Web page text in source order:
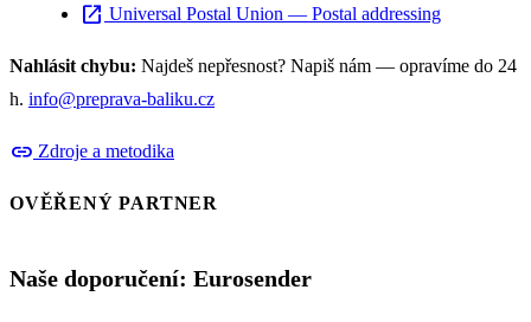
open_in_new Universal Postal Union — Postal addressing
Nahlásit chybu: Najdeš nepřesnost? Napiš nám — opravíme do 24
h. info@preprava-baliku.cz
link Zdroje a metodika
OVĚŘENÝ PARTNER
Naše doporučení: Eurosender